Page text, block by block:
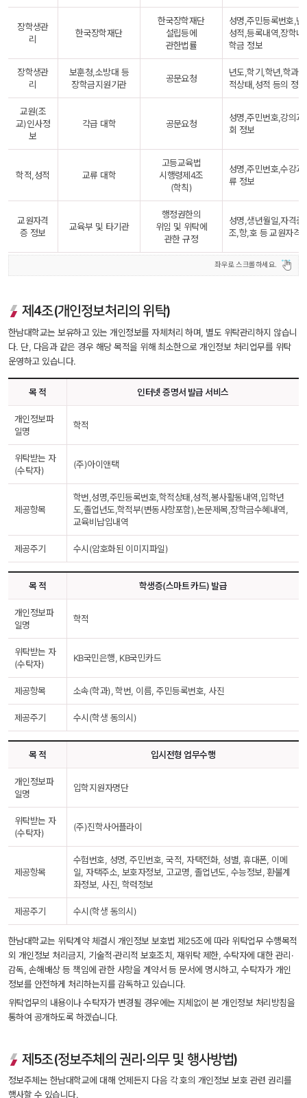
장학생관
리
한국장학재단
한국장학재단
설립등에
관한법률
성명,주민등록번호,
성적,등록내역,장학
학금 정보
장학생관
리
보훈청,소방대 등
장학금지원기관
공문요청
년도,학기,학년,학과,
적상태,성적 등의 정보
교원(조
교)인사정
보
각급 대학 공문요청
성명,주민번호,강의
회 정보
학적,성적 교류 대학
고등교육법
시행령제4조
(학칙)
성명,주민번호,수강
류 정보
교원자격
증 정보
교육부 및 타기관
행정권한의
위임 및 위탁에
관한 규정
성명,생년월일,자격
조,항,호 등 교원자격
제4조(개인정보처리의 위탁)
한남대학교는 보유하고 있는 개인정보를 자체처리 하며, 별도 위탁관리하지 않습니
다. 단, 다음과 같은 경우 해당 목적을 위해 최소한으로 개인정보 처리업무를 위탁
운영하고 있습니다.
목 적 인터넷 증명서 발급 서비스
개인정보파
일명
학적
위탁받는 자
(수탁자)
(주)아이앤택
제공항목
학번,성명,주민등록번호,학적상태,성적,봉사활동내역,입학년
도,졸업년도,학적부(변동사항포함),논문제목,장학금수혜내역,
교육비납입내역
제공주기 수시(암호화된 이미지파일)
목 적 학생증(스마트 카드) 발급
개인정보파
일명
학적
위탁받는 자
(수탁자)
KB국민은행, KB국민카드
제공항목 소속(학과), 학번, 이름, 주민등록번호, 사진
제공주기 수시(학생 동의시)
목 적 입시전형 업무수행
개인정보파
일명
입학지원자명단
위탁받는 자
(수탁자)
(주)진학사어플라이
제공항목
수험번호, 성명, 주민번호, 국적, 자택전화, 성별, 휴대폰, 이메
일, 자택주소, 보호자정보, 고교명, 졸업년도, 수능정보, 환불계
좌정보, 사진, 학력정보
제공주기 수시(학생 동의시)
한남대학교는 위탁계약 체결시 개인정보 보호법 제25조에 따라 위탁업무 수행목적
외 개인정보 처리금지, 기술적·관리적 보호조치, 재위탁 제한, 수탁자에 대한 관리·
감독, 손해배상 등 책임에 관한 사항을 계약서 등 문서에 명시하고, 수탁자가 개인
정보를 안전하게 처리하는지를 감독하고 있습니다.
위탁업무의 내용이나 수탁자가 변경될 경우에는 지체없이 본 개인정보 처리방침을
통하여 공개하도록 하겠습니다.
제5조(정보주체의 권리·의무 및 행사방법)
정보주체는 한남대학교에 대해 언제든지 다음 각 호의 개인정보 보호 관련 권리를
행사할 수 있습니다.